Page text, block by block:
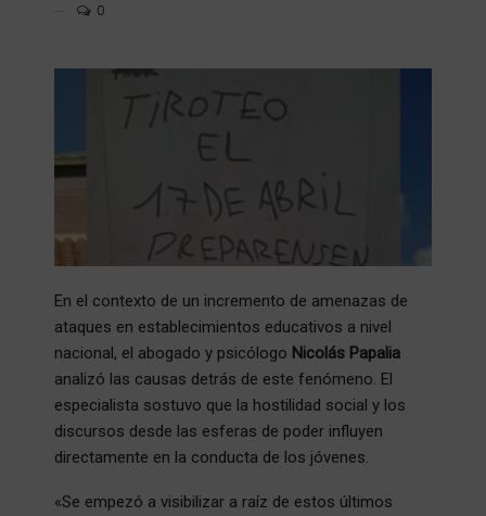
0
En el contexto de un incremento de amenazas de
ataques en establecimientos educativos a nivel
nacional, el abogado y psicólogo Nicolás Papalia
analizó las causas detrás de este fenómeno. El
especialista sostuvo que la hostilidad social y los
discursos desde las esferas de poder influyen
directamente en la conducta de los jóvenes.
«Se empezó a visibilizar a raíz de estos últimos